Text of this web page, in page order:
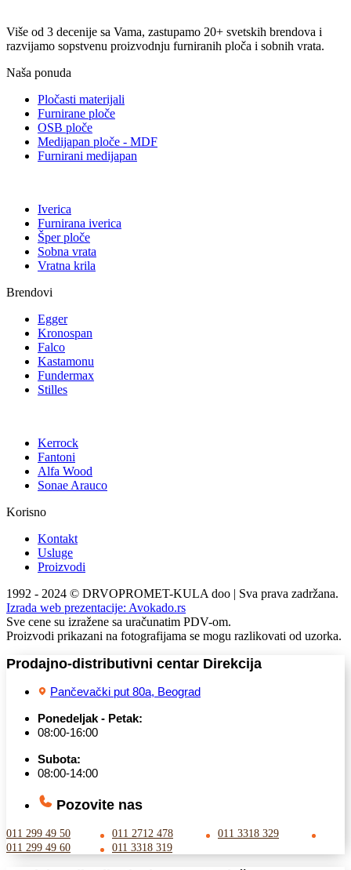
Više od 3 decenije sa Vama, zastupamo 20+ svetskih brendova i
razvijamo sopstvenu proizvodnju furniranih ploča i sobnih vrata.
Naša ponuda
Pločasti materijali
Furnirane ploče
OSB ploče
Medijapan ploče - MDF
Furnirani medijapan
Iverica
Furnirana iverica
Šper ploče
Sobna vrata
Vratna krila
Brendovi
Egger
Kronospan
Falco
Kastamonu
Fundermax
Stilles
Kerrock
Fantoni
Alfa Wood
Sonae Arauco
Korisno
Kontakt
Usluge
Proizvodi
1992 - 2024 © DRVOPROMET-KULA doo | Sva prava zadržana.
Izrada web prezentacije: Avokado.rs
Sve cene su izražene sa uračunatim PDV-om.
Proizvodi prikazani na fotografijama se mogu razlikovati od uzorka.
Prodajno-distributivni centar Direkcija
Pančevački put 80a, Beograd
Ponedeljak - Petak:
08:00-16:00
Subota:
08:00-14:00
Pozovite nas
011 299 49 50 011 2712 478
011 3318 329
011 299 49 60
011 3318 319